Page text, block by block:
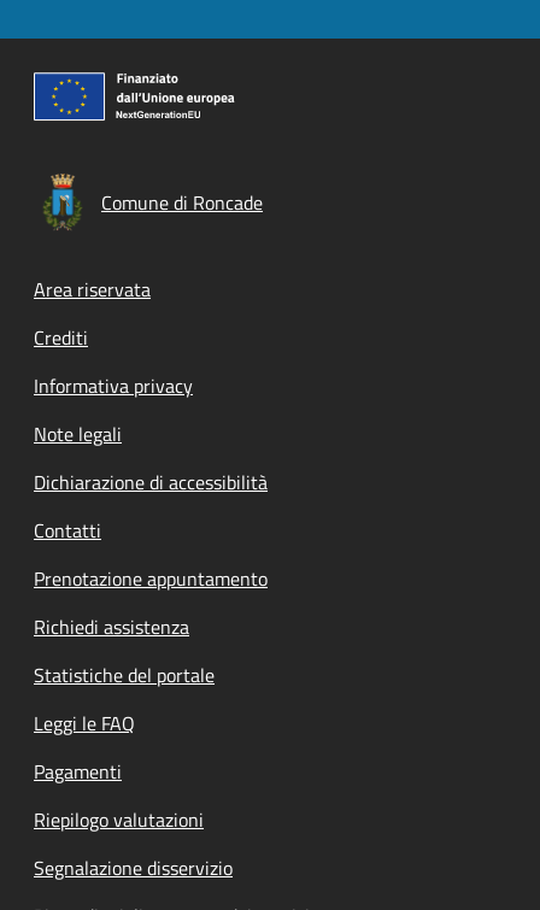
Comune di Roncade
Footer menu
Area riservata
Crediti
Informativa privacy
Note legali
Dichiarazione di accessibilità
Contatti
Prenotazione appuntamento
Richiedi assistenza
Statistiche del portale
Leggi le FAQ
Pagamenti
Riepilogo valutazioni
Segnalazione disservizio